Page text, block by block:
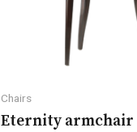
Chairs
Eternity armchair